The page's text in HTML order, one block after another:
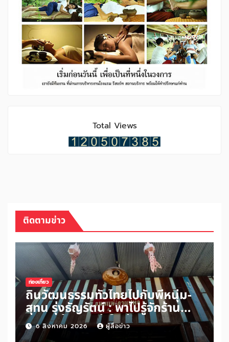
Total Views
ติดตามข่าว
ท่องเที่ยว
ถิ่นวัฒนธรรมทั่วไทยไปกับพี่หนุ่ม-
สุทน รุ่งธัญรัตน์ : พาไปรู้จักร้าน
ขนมแม่กาแฟพ่อในย่านสวนเกษตร
อำเภออัมพวา จังหวัดสมุทรสงคราม
6 สิงหาคม 2026 ผู้สื่อข่าว